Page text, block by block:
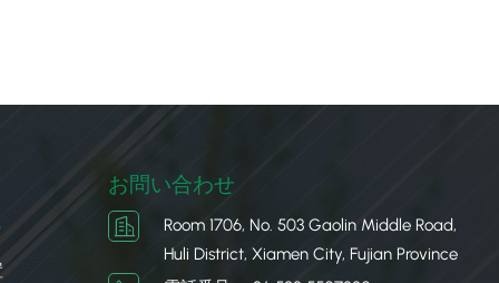
お問い合わせ
Room 1706, No. 503 Gaolin Middle Road,
Huli District, Xiamen City, Fujian Province